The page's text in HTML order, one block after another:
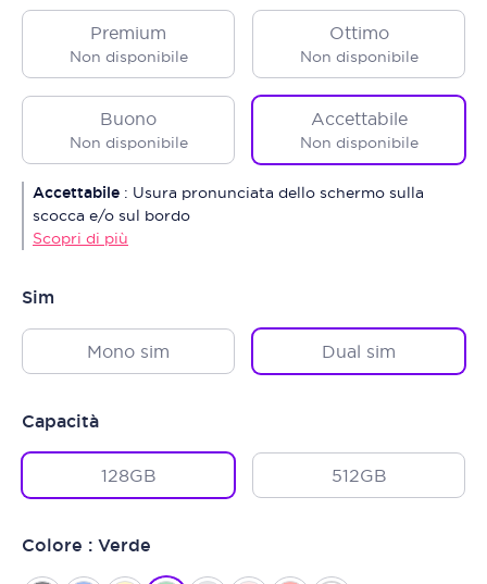
Premium
Non disponibile
Ottimo
Non disponibile
Buono
Non disponibile
Accettabile
Non disponibile
Accettabile : Usura pronunciata dello schermo sulla
scocca e/o sul bordo
Scopri di più
Sim
Mono sim Dual sim
Capacità
128GB 512GB
Colore : Verde